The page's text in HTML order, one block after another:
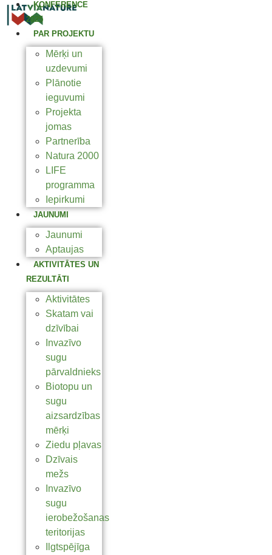
KONFERENCE
2025
PAR PROJEKTU
Mērķi un
uzdevumi
Plānotie
ieguvumi
Projekta
jomas
Partnerība
Natura 2000
LIFE
programma
Iepirkumi
JAUNUMI
Jaunumi
Aptaujas
AKTIVITĀTES UN
REZULTĀTI
Aktivitātes
Skatam vai
dzīvībai
Invazīvo
sugu
pārvaldnieks
Biotopu un
sugu
aizsardzības
mērķi
Ziedu pļavas
Dzīvais
mežs
Invazīvo
sugu
ierobežošanas
teritorijas
Ilgtspējīga